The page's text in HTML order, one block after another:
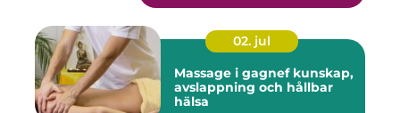
02. jul
Massage i gagnef kunskap,
avslappning och hållbar
hälsa